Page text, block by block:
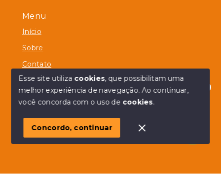
Olá! em posso ajudar?
Menu
Início
Sobre
Contato
© Copyright 2026 - Alberico Simões - Todos os direitos
SITE PARA IMOBILIARIA
Esse site utiliza cookies, que possibilitam uma
melhor experiência de navegação.Ao continuar,
você concorda com o uso de cookies.
Concordo, continuar